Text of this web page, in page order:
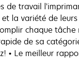
de travail
la variété de
chaque tâche
de sa
• Le meilleur